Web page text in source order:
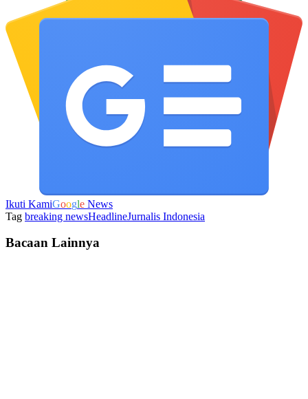
Ikuti KamiGoogle News
Tag breaking newsHeadlineJurnalis Indonesia
Bacaan Lainnya